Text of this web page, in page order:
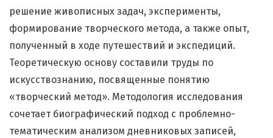
решение живописных задач, эксперименты,
формирование творческого метода, а также опыт,
полученный в ходе путешествий и экспедиций.
Теоретическую основу составили труды по
искусствознанию, посвященные понятию
«творческий метод». Методология исследования
сочетает биографический подход с проблемно-
тематическим анализом дневниковых записей,